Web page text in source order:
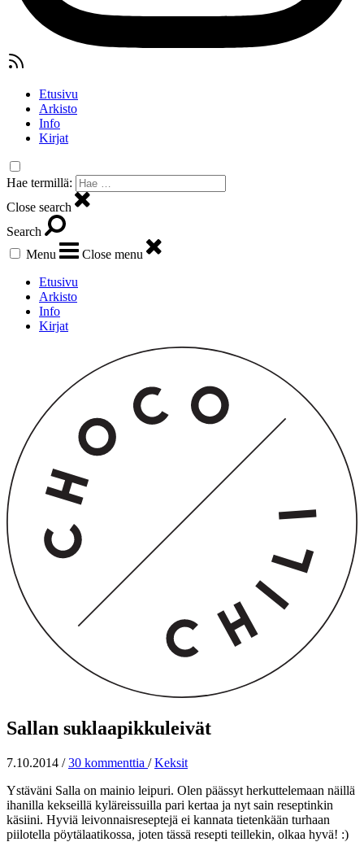
Etusivu
Arkisto
Info
Kirjat
Hae termillä:
Close search
Search
Menu
Close menu
Etusivu
Arkisto
Info
Kirjat
Sallan suklaapikkuleivät
7.10.2014 / 30 kommenttia / Keksit
Ystäväni Salla on mainio leipuri. Olen päässyt herkuttelemaan näillä
ihanilla kekseillä kyläreissuilla pari kertaa ja nyt sain reseptinkin
käsiini. Hyviä leivonnaisreseptejä ei kannata tietenkään turhaan
piilotella pöytälaatikossa, joten tässä resepti teillekin, olkaa hyvä! :)